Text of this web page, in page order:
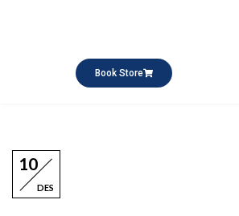
Book Store
10
DES